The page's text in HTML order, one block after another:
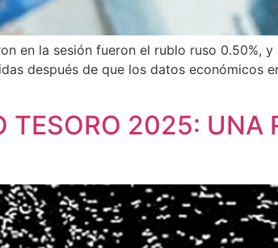
en la sesión fueron el rublo ruso 0.50%,
después de que los datos económicos
TESORO 2025: UNA